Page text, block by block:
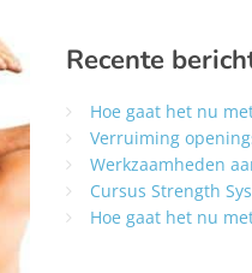
Recente
Hoe gaat het nu
Verruiming
Werkzaamheden
Cursus Strength
Hoe gaat het nu